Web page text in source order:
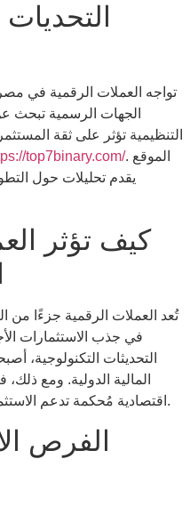
تواجه العملات الرقمية في
الجهات الرسمية تبحث
التنظيمية تؤثر على ثقة
top7binary.com/. الموقع
يقدم تحليلات حول
كيف تؤثر
تُعد العملات الرقمية جزءًا
في جذب الاستثمارات
التحديثات التكنولوجية،
المالية الدولية. ومع
اقتصادية مُحكمة تدعم الاستثمار وتحمي المستخدمين من المخاطر.
الفرص